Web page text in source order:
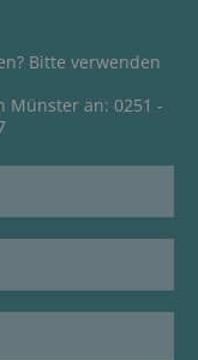
Bitte verwenden
Münster an: 0251 -